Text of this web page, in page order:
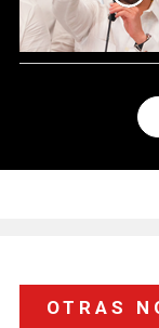
OTRAS